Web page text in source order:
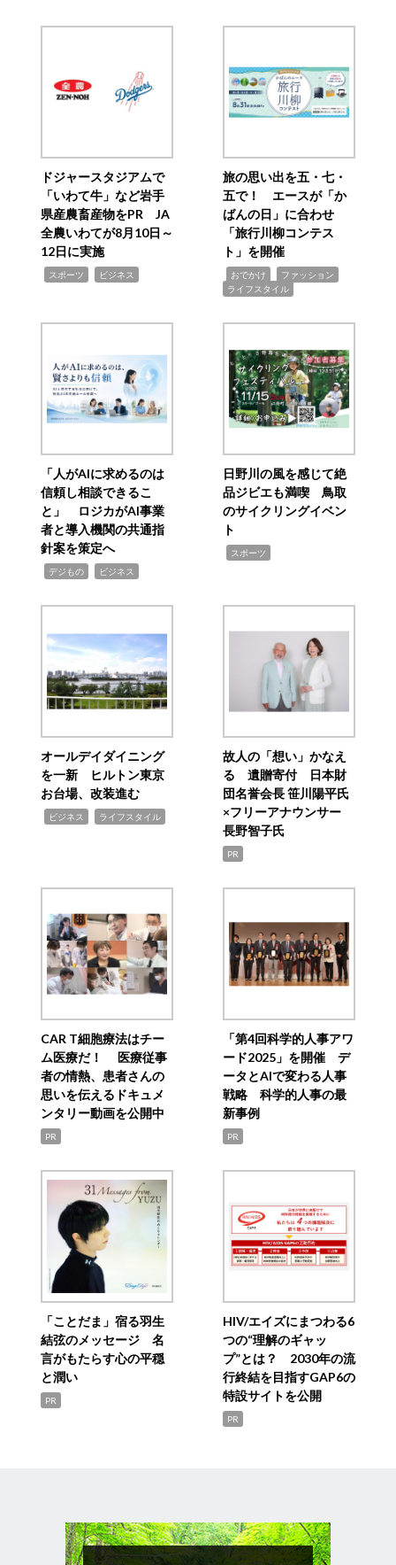
ドジャースタジアムで
「いわて牛」など岩手
県産農畜産物をPR JA
全農いわてが8月10日～
12日に実施
スポーツ ビジネス
旅の思い出を五・七・
五で！ エースが「か
ばんの日」に合わせ
「旅行川柳コンテス
ト」を開催
おでかけ ファッション
ライフスタイル
「人がAIに求めるのは
信頼し相談できるこ
と」 ロジカがAI事業
者と導入機関の共通指
針案を策定へ
デジもの ビジネス
日野川の風を感じて絶
品ジビエも満喫 鳥取
のサイクリングイベン
ト
スポーツ
オールデイダイニング
を一新 ヒルトン東京
お台場、改装進む
ビジネス ライフスタイル
故人の「想い」かなえ
る 遺贈寄付 日本財
団名誉会長 笹川陽平氏
×フリーアナウンサー
長野智子氏
PR
CAR T細胞療法はチー
ム医療だ！ 医療従事
者の情熱、患者さんの
思いを伝えるドキュメ
ンタリー動画を公開中
PR
「第4回科学的人事アワ
ード2025」を開催 デ
ータとAIで変わる人事
戦略 科学的人事の最
新事例
PR
「ことだま」宿る羽生
結弦のメッセージ 名
言がもたらす心の平穏
と潤い
PR
HIV/エイズにまつわる6
つの“理解のギャッ
プ”とは？ 2030年の流
行終結を目指すGAP6の
特設サイトを公開
PR